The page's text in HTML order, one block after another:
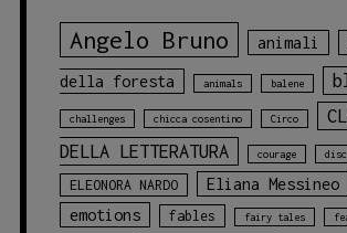
Angelo Bruno animali
della foresta animals balene
challenges chicca cosentino Circo
DELLA LETTERATURA
courage
ELEONORA NARDO
Eliana Messineo
emotions
fables fairy tales